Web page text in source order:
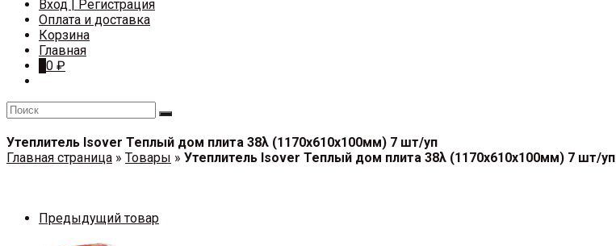
Вход | Регистрация
Оплата и доставка
Корзина
Главная
0 ₽
Утеплитель Isover Теплый дом плита 38λ (1170х610х100мм) 7 шт/уп
Главная страница » Товары » Утеплитель Isover Теплый дом плита 38λ (1170х610х100мм) 7 шт/уп
Предыдущий товар